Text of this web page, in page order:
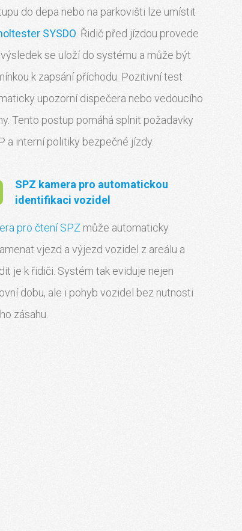
do depa nebo na parkovišti lze umístit
SYSDO. Řidič před jízdou provede
se uloží do systému a může být
k zapsání příchodu. Pozitivní test
upozorní dispečera nebo vedoucího
Tento postup pomáhá splnit požadavky
a interní politiky bezpečné jízdy.
SPZ kamera pro automatickou
identifikaci vozidel
pro čtení SPZmůže automaticky
vjezd a výjezd vozidel z areálu a
je k řidiči. Systém tak eviduje nejen
dobu, ale i pohyb vozidel bez nutnosti
zásahu.